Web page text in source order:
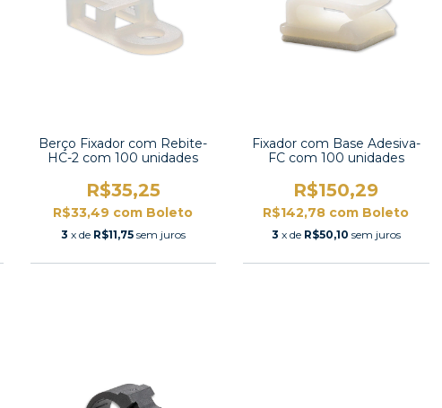
Berço Fixador com Rebite-
HC-2 com 100 unidades
R$35,25
R$33,49 com Boleto
3 x de R$11,75 sem juros
Fixador com Base Adesiva-
FC com 100 unidades
R$150,29
R$142,78 com Boleto
3 x de R$50,10 sem juros